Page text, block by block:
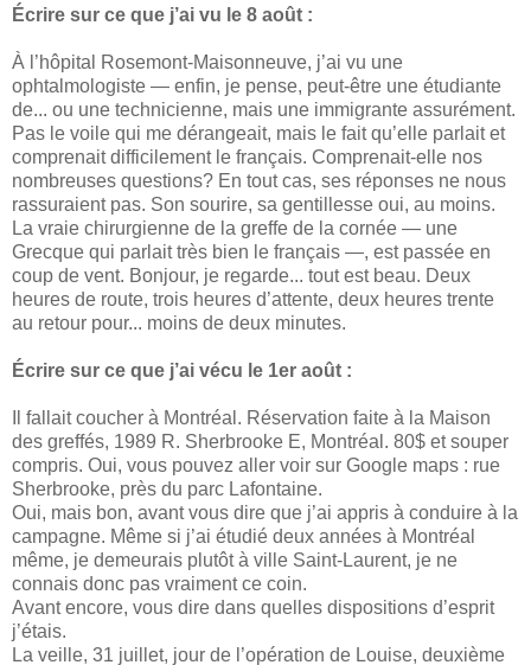
Écrire sur ce que j’ai vu le 8 août :
À l’hôpital Rosemont-Maisonneuve, j’ai vu une
ophtalmologiste — enfin, je pense, peut-être une étudiante
de... ou une technicienne, mais une immigrante assurément.
Pas le voile qui me dérangeait, mais le fait qu’elle parlait et
comprenait difficilement le français. Comprenait-elle nos
nombreuses questions? En tout cas, ses réponses ne nous
rassuraient pas. Son sourire, sa gentillesse oui, au moins.
La vraie chirurgienne de la greffe de la cornée — une
Grecque qui parlait très bien le français —, est passée en
coup de vent. Bonjour, je regarde... tout est beau. Deux
heures de route, trois heures d’attente, deux heures trente
au retour pour... moins de deux minutes.
Écrire sur ce que j’ai vécu le 1er août :
Il fallait coucher à Montréal. Réservation faite à la Maison
des greffés, 1989 R. Sherbrooke E, Montréal. 80$ et souper
compris. Oui, vous pouvez aller voir sur Google maps : rue
Sherbrooke, près du parc Lafontaine.
Oui, mais bon, avant vous dire que j’ai appris à conduire à la
campagne. Même si j’ai étudié deux années à Montréal
même, je demeurais plutôt à ville Saint-Laurent, je ne
connais donc pas vraiment ce coin.
Avant encore, vous dire dans quelles dispositions d’esprit
j’étais.
La veille, 31 juillet, jour de l’opération de Louise, deuxième